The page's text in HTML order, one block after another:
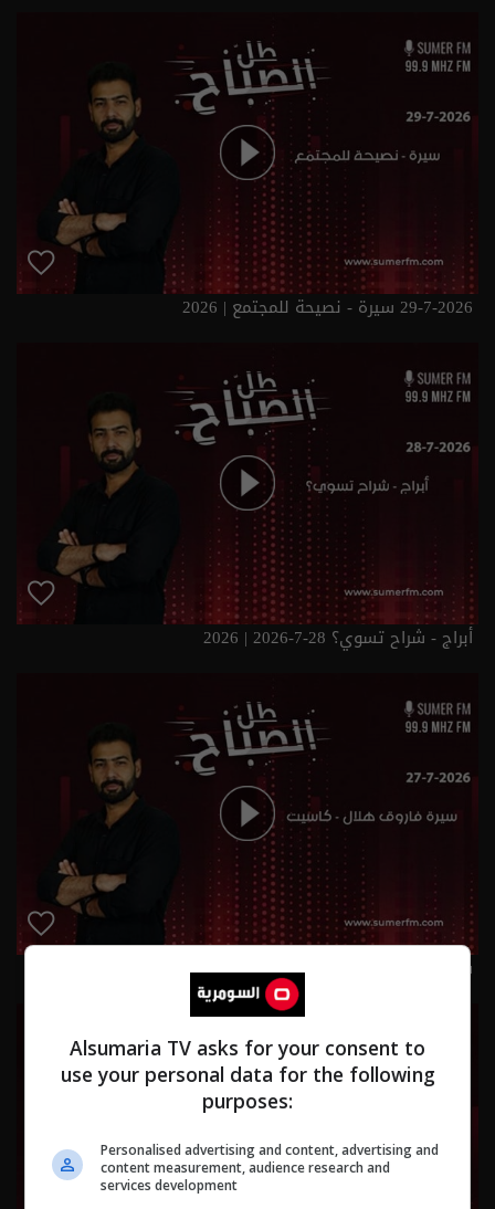
29-7-2026 سيرة - نصيحة للمجتمع | 2026
أبراج - شراح تسوي؟ 28-7-2026 | 2026
سيرة فاروق هلال - كاسيت 27-7-2026 | 2026
Alsumaria TV asks for your consent to
use your personal data for the following
purposes:
Personalised advertising and content, advertising and
content measurement, audience research and
services development